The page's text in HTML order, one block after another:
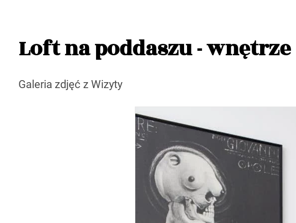
Loft na poddaszu -
Galeria zdjęć z Wizyty